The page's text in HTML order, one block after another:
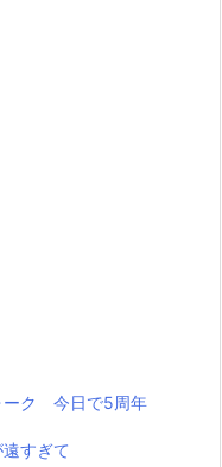
ーク 今日で5周年
すぎて